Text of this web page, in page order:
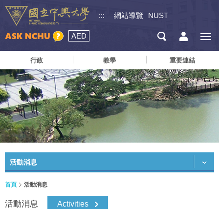
::: 網站導覽 NUST
AED
行政 教學 重要連結
活動消息
首頁 活動消息
活動消息 Activities